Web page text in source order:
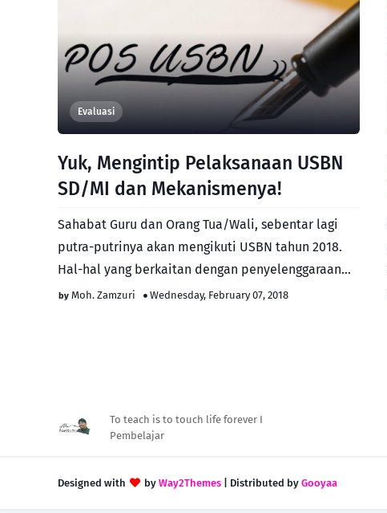
Evaluasi
Yuk, Mengintip Pelaksanaan USBN
SD/MI dan Mekanismenya!
Sahabat Guru dan Orang Tua/Wali, sebentar lagi
putra-putrinya akan mengikuti USBN tahun 2018.
Hal-hal yang berkaitan dengan penyelenggaraan
USBN diatur ol…
Moh. Zamzuri Wednesday, February 07, 2018
To teach is to touch life forever I
Pembelajar
Designed with by Way2Themes | Distributed by Gooyaa